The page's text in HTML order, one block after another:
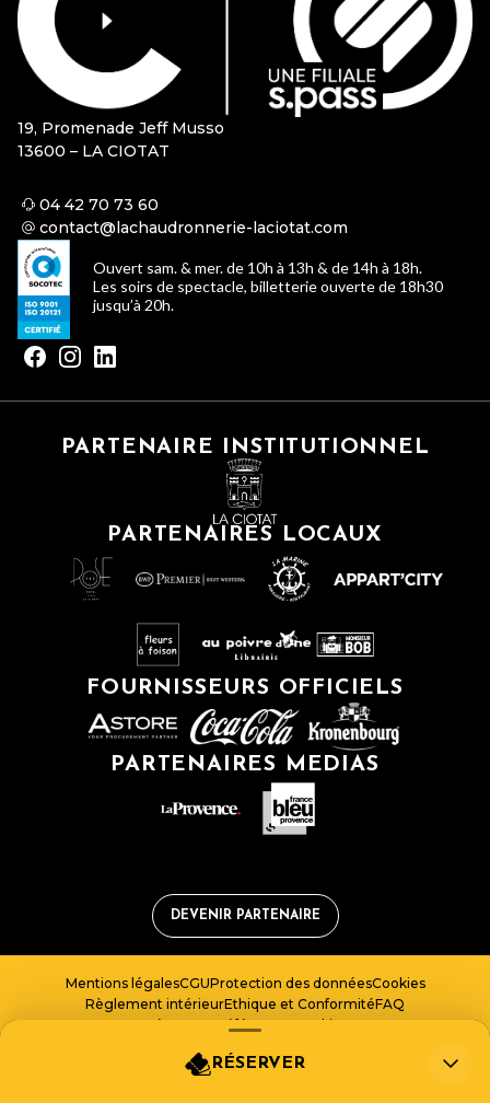
RÉSERVER
19, Promenade Jeff Musso
13600 – LA CIOTAT
04 42 70 73 60
contact@lachaudronnerie-laciotat.com
Ouvert sam. & mer. de 10h à 13h & de 14h à 18h.
Les soirs de spectacle, billetterie ouverte de 18h30
jusqu’à 20h.
PARTENAIRE INSTITUTIONNEL
PARTENAIRES LOCAUX
FOURNISSEURS OFFICIELS
PARTENAIRES MEDIAS
DEVENIR PARTENAIRE
Mentions légalesCGUProtection des donnéesCookies
Règlement intérieurEthique et ConformitéFAQ
Gérer vos préférences cookies
LICENCE 1 – • PLATESV-R-2020-007999 • LICENCE 2 – PLATESV-R-2020-007611 •